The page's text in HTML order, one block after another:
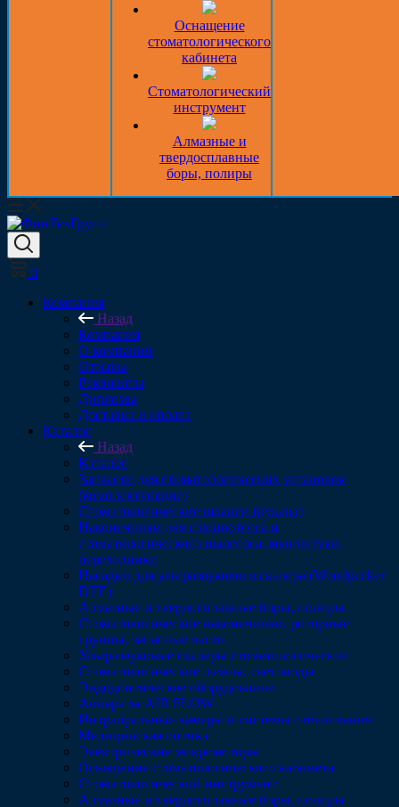
Оснащение
стоматологического
кабинета
Стоматологический
инструмент
Алмазные и
твердосплавные
боры, полиры
0
Компания
Назад
Компания
О компании
Отзывы
Реквизиты
Дипломы
Доставка и оплата
Каталог
Назад
Каталог
Запчасти для стоматологических установок
(комплектующие)
Стоматологические шланги (рукава)
Наконечники для слюноотсоса и
стоматологического пылесоса, мундштуки,
переходники
Насадки для ультразвукового скалера (Woodpecker
DTE)
Алмазные и твердосплавные боры, полиры
Стоматологические наконечники, роторные
группы, запасные части
Ультразвуковые скалеры стоматологические
Стоматологические лампы, световоды
Эндодонтическое оборудование
Аппараты AIR FLOW
Интраоральные камеры и системы отбеливания
Медицинская оптика
Электрические микромоторы
Оснащение стоматологического кабинета
Стоматологический инструмент
Алмазные и твердосплавные боры, полиры